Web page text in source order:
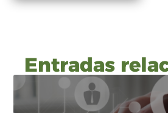
Entradas